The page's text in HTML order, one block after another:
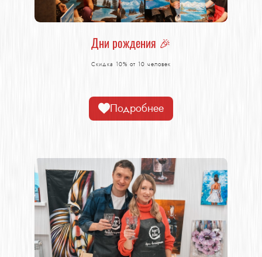
Дни рождения 🎉
Скидка 10% от 10 человек
Подробнее